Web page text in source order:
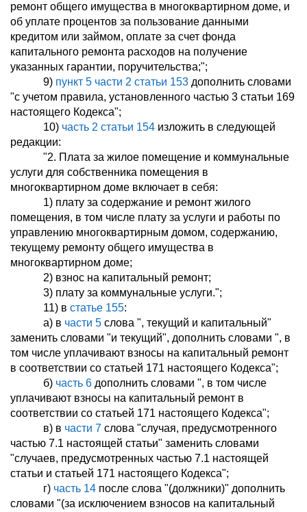
ремонт общего имущества в многоквартирном доме, и
об уплате процентов за пользование данными
кредитом или займом, оплате за счет фонда
капитального ремонта расходов на получение
указанных гарантии, поручительства;";
9) пункт 5 части 2 статьи 153 дополнить словами
"с учетом правила, установленного частью 3 статьи 169
настоящего Кодекса";
10) часть 2 статьи 154 изложить в следующей
редакции:
"2. Плата за жилое помещение и коммунальные
услуги для собственника помещения в
многоквартирном доме включает в себя:
1) плату за содержание и ремонт жилого
помещения, в том числе плату за услуги и работы по
управлению многоквартирным домом, содержанию,
текущему ремонту общего имущества в
многоквартирном доме;
2) взнос на капитальный ремонт;
3) плату за коммунальные услуги.";
11) в статье 155:
а) в части 5 слова ", текущий и капитальный"
заменить словами "и текущий", дополнить словами ", в
том числе уплачивают взносы на капитальный ремонт
в соответствии со статьей 171 настоящего Кодекса";
б) часть 6 дополнить словами ", в том числе
уплачивают взносы на капитальный ремонт в
соответствии со статьей 171 настоящего Кодекса";
в) в части 7 слова "случая, предусмотренного
частью 7.1 настоящей статьи" заменить словами
"случаев, предусмотренных частью 7.1 настоящей
статьи и статьей 171 настоящего Кодекса";
г) часть 14 после слова "(должники)" дополнить
словами "(за исключением взносов на капитальный